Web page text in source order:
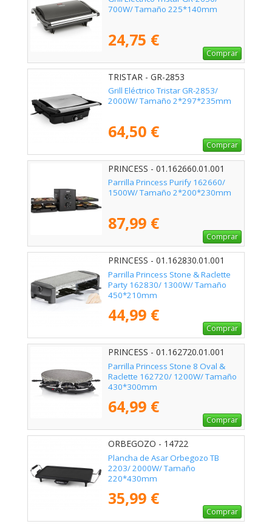
700W/ Tamaño 225*140mm
24,75 €
Comprar
TRISTAR - GR-2853
Grill Eléctrico Tristar GR-2853/
2000W/ Tamaño 2*297*235mm
64,50 €
Comprar
PRINCESS - 01.162660.01.001
Parrilla Princess Purify 162660/
1500W/ Tamaño 2*200*230mm
87,99 €
Comprar
PRINCESS - 01.162830.01.001
Parrilla Princess Stone & Raclette
Party 162830/ 1300W/ Tamaño
450*210mm
44,99 €
Comprar
PRINCESS - 01.162720.01.001
Parrilla Princess Stone 8 Oval &
Raclette 162720/ 1200W/ Tamaño
430*300mm
64,99 €
Comprar
ORBEGOZO - 14722
Plancha de Asar Orbegozo TB
2203/ 2000W/ Tamaño
220*430mm
35,99 €
Comprar